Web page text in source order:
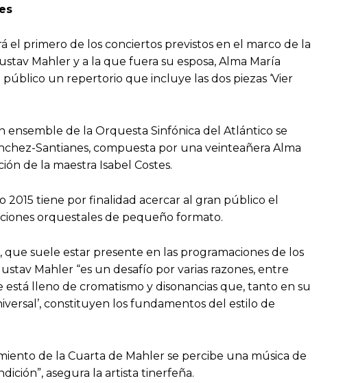
el primero de los conciertos previstos en el marco de la
Mahler y a la que fuera su esposa, Alma María
un repertorio que incluye las dos piezas ‘Vier
ensemble de la Orquesta Sinfónica del Atlántico se
Santianes, compuesta por una veinteañera Alma
de la maestra Isabel Costes.
2015 tiene por finalidad acercar al gran público el
orquestales de pequeño formato.
suele estar presente en las programaciones de los
Mahler “es un desafío por varias razones, entre
lleno de cromatismo y disonancias que, tanto en su
constituyen los fundamentos del estilo de
de la Cuarta de Mahler se percibe una música de
asegura la artista tinerfeña.